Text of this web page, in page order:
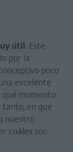
sexuales
tu médico
útil. Este
por la
poco
excelente
qué momento
en qué
nuestro
cuáles son